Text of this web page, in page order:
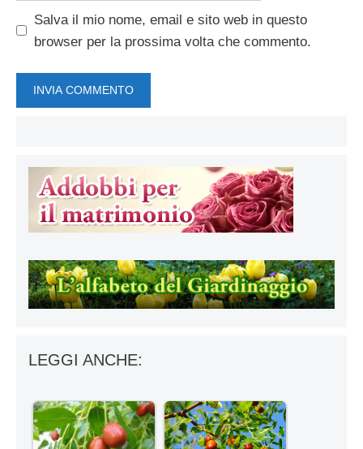
Salva il mio nome, email e sito web in questo
browser per la prossima volta che commento.
LEGGI ANCHE: